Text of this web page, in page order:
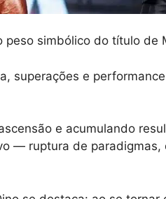
simbólico do título de
superações e
e acumulando
— ruptura de paradigmas,